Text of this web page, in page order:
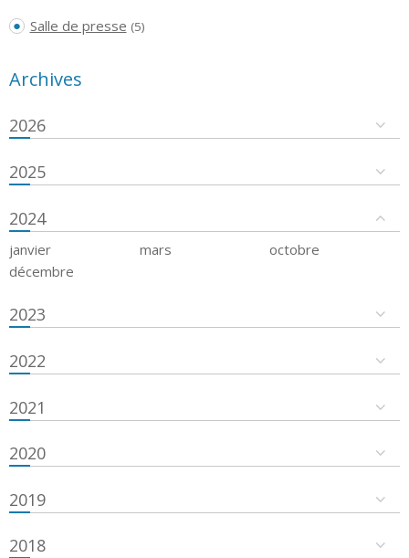
Salle de presse (5)
Archives
2026
2025
2024
janvier mars
octobre
décembre
2023
2022
2021
2020
2019
2018